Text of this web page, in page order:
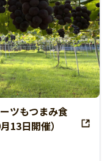
ツもつまみ食
13日開催）